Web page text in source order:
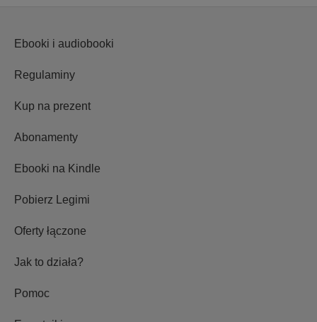
Ebooki i audiobooki
Regulaminy
Kup na prezent
Abonamenty
Ebooki na Kindle
Pobierz Legimi
Oferty łączone
Jak to działa?
Pomoc